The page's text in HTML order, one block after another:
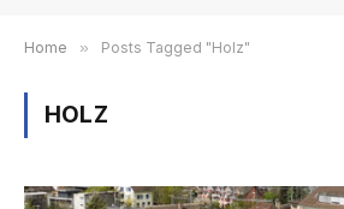
Home » Posts Tagged "Holz"
HOLZ